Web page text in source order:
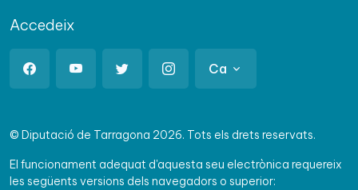
Accedeix
Ca
© Diputació de Tarragona 2026. Tots els drets reservats.
El funcionament adequat d'aquesta seu electrònica requereix
les següents versions dels navegadors o superior: